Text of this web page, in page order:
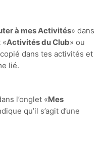
à mes Activités» dans
«Activités du Club» ou
dans tes activités et
lié.
l’onglet «Mes
qu’il s’agit d’une